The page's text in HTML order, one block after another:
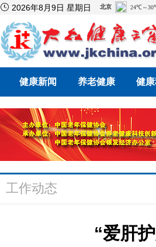
 2026年8月9日 星期日
健康新闻 养老健康 健
工作动态
“爱肝